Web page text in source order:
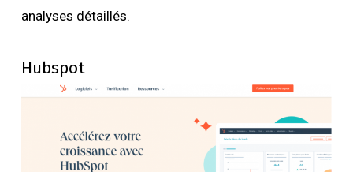
analyses détaillés.
Hubspot